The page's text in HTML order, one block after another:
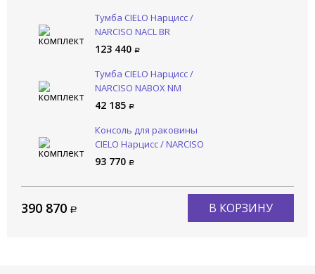
Тумба CIELO Нарцисс /
NARCISO NACL BR
123 440
Тумба CIELO Нарцисс /
NARCISO NABOX NM
42 185
Консоль для раковины
CIELO Нарцисс / NARCISO
NASTM NM
93 770
390 870 В КОРЗИНУ